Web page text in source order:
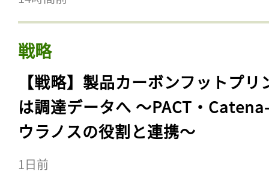
戦略
【戦略】製品カーボンフットプリ
は調達データへ 〜PACT・
ウラノスの役割と連携〜
1日前